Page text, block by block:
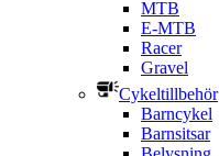
MTB
E-MTB
Racer
Gravel
Cykeltillbehör
Barncykel
Barnsitsar